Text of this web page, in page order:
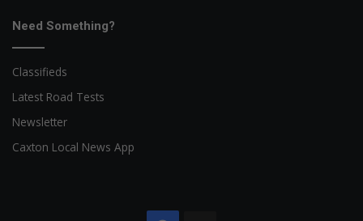
Need Something?
Classifieds
Latest Road Tests
Newsletter
Caxton Local News App